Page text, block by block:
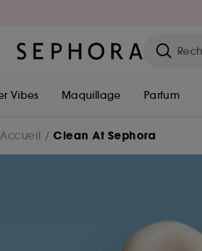
Vibes Maquillage Parfum
Accueil Clean At Sephora